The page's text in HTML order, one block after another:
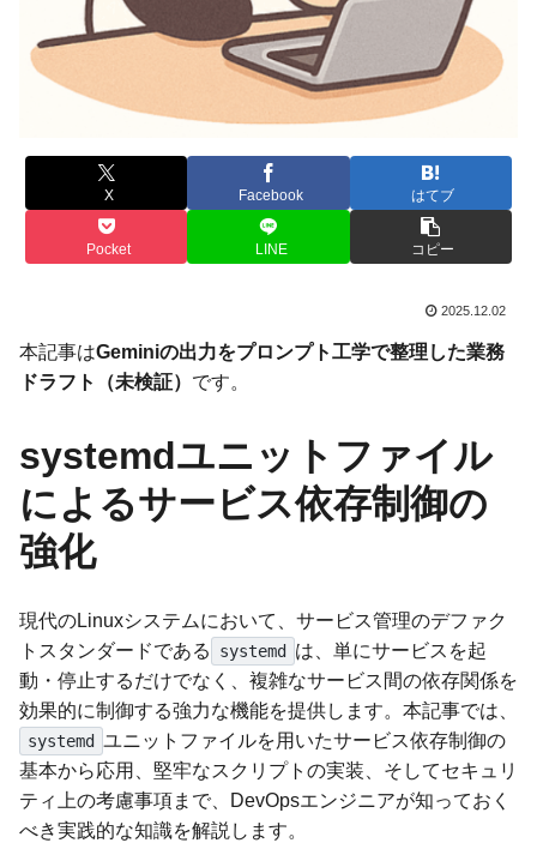
X Facebook はてブ
Pocket LINE コピー
2025.12.02
本記事はGeminiの出力をプロンプト工学で整理した業務
ドラフト（未検証） です。
systemdユニットファイル
によるサービス依存制御の
強化
現代のLinuxシステムにおいて、サービス管理のデファク
トスタンダードである
systemd
は、単にサービスを起
動・停止するだけでなく、複雑なサービス間の依存関係を
効果的に制御する強力な機能を提供します。本記事では、
systemd ユニットファイルを用いたサービス依存制御の
基本から応用、堅牢なスクリプトの実装、そしてセキュリ
ティ上の考慮事項まで、DevOpsエンジニアが知っておく
べき実践的な知識を解説します。